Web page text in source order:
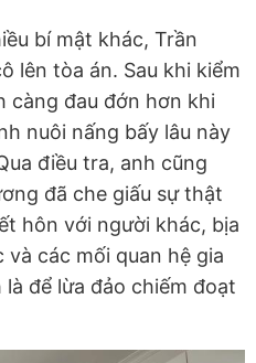
bí mật khác, Trần
lên tòa án. Sau khi kiểm
càng đau đớn hơn khi
nuôi nấng bấy lâu này
điều tra, anh cũng
đã che giấu sự thật
hôn với người khác, bịa
các mối quan hệ gia
để lừa đảo chiếm đoạt